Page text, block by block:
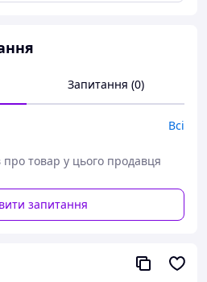
Запитання (0)
Всі
про товар у цього продавця
запитання